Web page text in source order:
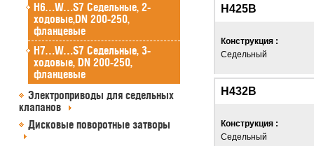
H6…W…S7 Седельные, 2-
ходовые,DN 200-250,
фланцевые
H7…W…S7 Седельные, 3-
ходовые, DN 200-250,
фланцевые
Электроприводы для седельных
клапанов
Дисковые поворотные затворы
Н425В
Конструкция :
Седельный
Н432В
Конструкция :
Седельный